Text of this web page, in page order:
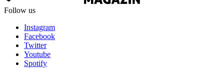
Follow us
Instagram
Facebook
Twitter
Youtube
Spotify